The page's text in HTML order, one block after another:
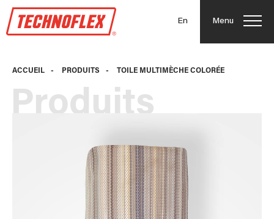
En Menu
ACCUEIL - PRODUITS - TOILE MULTIMÈCHE COLORÉE
Produits